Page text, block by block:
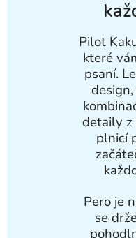
Pilot
které
psaní.
detaily z
plnicí
Pero je
se